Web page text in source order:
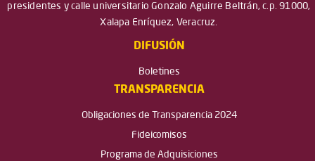
presidentes y calle universitario Gonzalo Aguirre Beltrán, c.p. 91000,
Xalapa Enríquez, Veracruz.
DIFUSIÓN
Boletines
TRANSPARENCIA
Obligaciones de Transparencia 2024
Fideicomisos
Programa de Adquisiciones